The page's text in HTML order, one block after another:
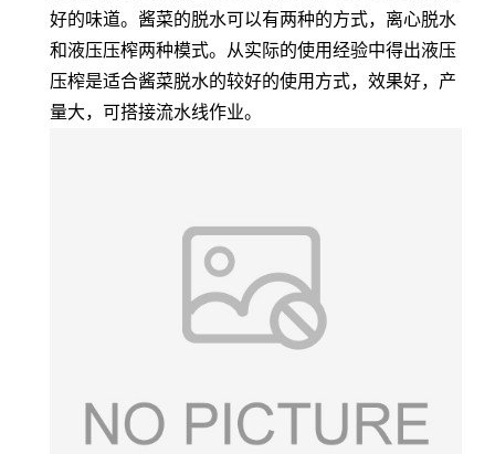
好的味道。酱菜的脱水可以有两种的方式，离心脱水
和液压压榨两种模式。从实际的使用经验中得出液压
压榨是适合酱菜脱水的较好的使用方式，效果好，产
量大，可搭接流水线作业。